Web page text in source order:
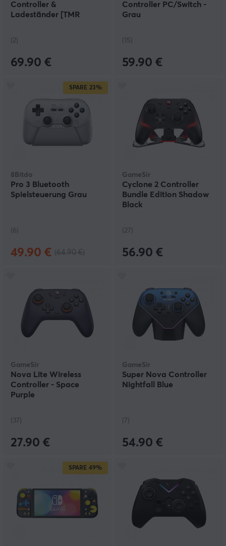
Controller &
Ladeständer [TMR
(2)
69.90 €
Controller PC/Switch -
Grau
(15)
59.90 €
SPARE 23%
8Bitdo
Pro 3 Bluetooth
Spielsteuerung Grau
(6)
49.90 €
GameSir
Cyclone 2 Controller
Bundle Edition Shadow
Black
(27)
56.90 €
GameSir
Nova Lite Wireless
Controller - Space
Purple
(37)
27.90 €
GameSir
Super Nova Controller
Nightfall Blue
(7)
54.90 €
SPARE 49%